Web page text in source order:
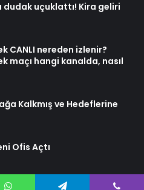
dudak uçuklattı! Kira geliri
CANLI nereden izlenir?
maçı hangi kanalda, nasıl
Kalkmış ve Hedeflerine
Ofis Açtı